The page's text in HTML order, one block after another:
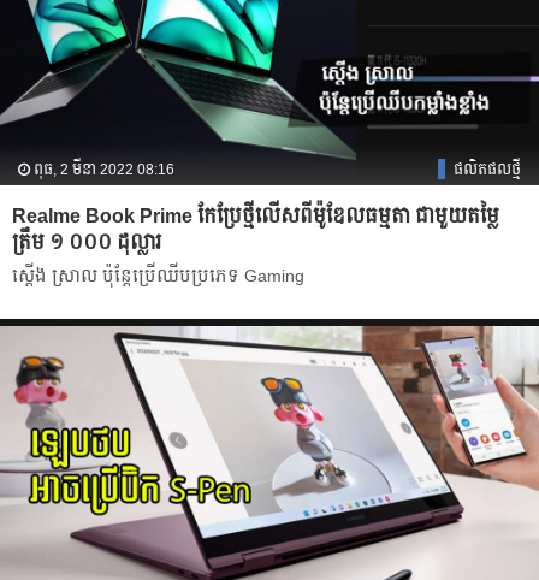
ពុធ, 2 មីនា 2022 08:16 ផលិតផលថ្មី
Realme Book Prime កែប្រែថ្មីលើសពីម៉ូឌែលធម្មតា ជាមួយតម្លៃ
ត្រឹម ១ ០០០ ដុល្លារ
ស្តើង ស្រាល ប៉ុន្តែប្រើឈីបប្រភេទ Gaming